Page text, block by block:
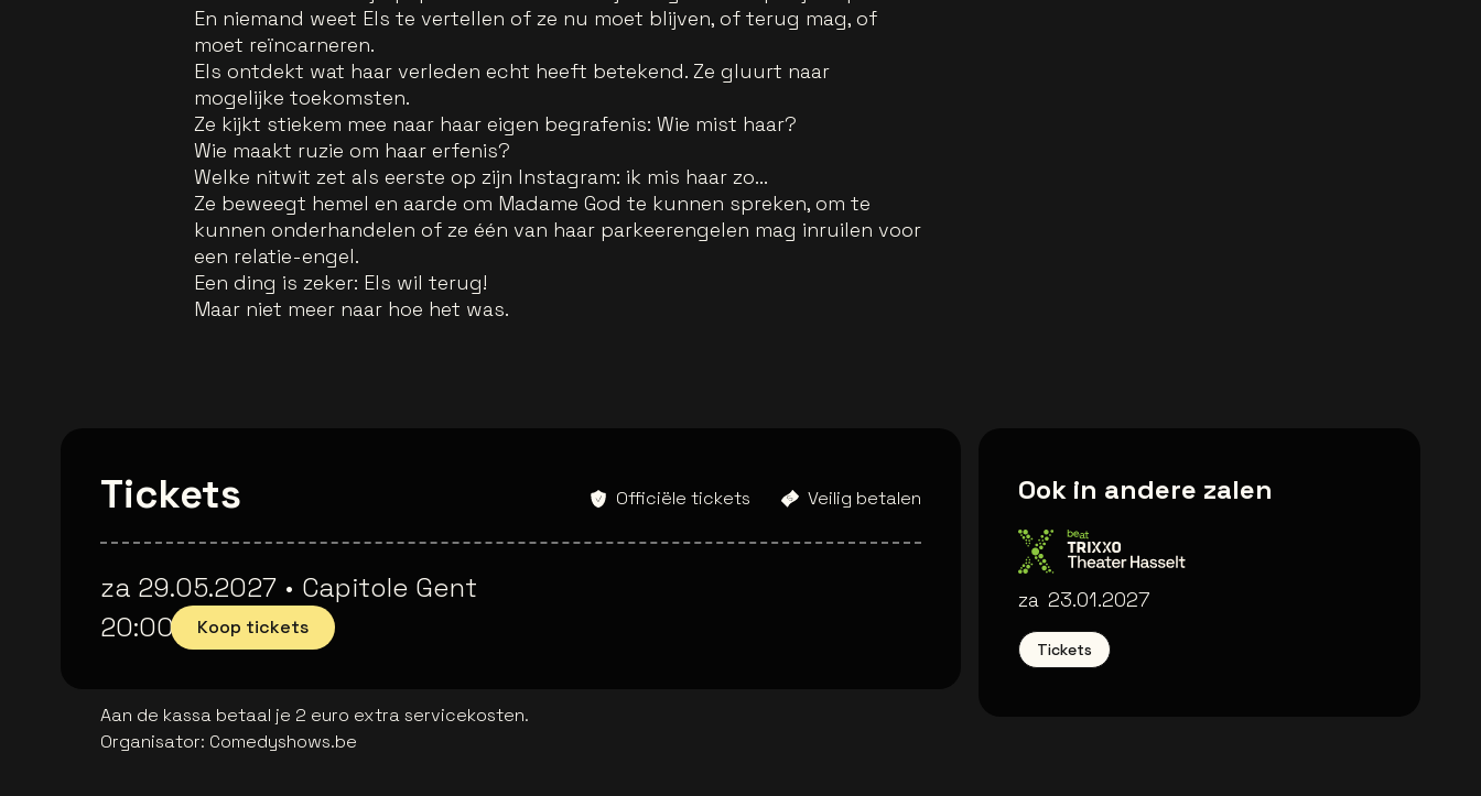
En niemand weet Els te vertellen of ze nu moet blijven, of terug mag, of
moet reïncarneren.
Els ontdekt wat haar verleden echt heeft betekend. Ze gluurt naar
mogelijke toekomsten.
Ze kijkt stiekem mee naar haar eigen begrafenis: Wie mist haar?
Wie maakt ruzie om haar erfenis?
Welke nitwit zet als eerste op zijn Instagram: ik mis haar zo...
Ze beweegt hemel en aarde om Madame God te kunnen spreken, om te
kunnen onderhandelen of ze één van haar parkeerengelen mag inruilen voor
een relatie-engel.
Een ding is zeker: Els wil terug!
Maar niet meer naar hoe het was.
Tickets Officiële tickets Veilig betalen
za 29.05.2027 • Capitole Gent
20:00
Koop tickets
Aan de kassa betaal je 2 euro extra servicekosten.
Organisator: Comedyshows.be
Ook in andere zalen
Trixxo Theater
za 23.01.2027
Tickets